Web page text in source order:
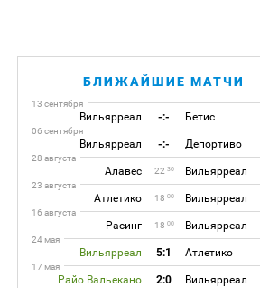
БЛИЖАЙШИЕ МАТЧИ
13 сентября
Вильярреал -:- Бетис
06 сентября
Вильярреал -:- Депортиво
28 августа
Алавес 22 30 Вильярреал
23 августа
Атлетико 18 00 Вильярреал
16 августа
Расинг 18 00 Вильярреал
24 мая
Вильярреал 5:1 Атлетико
17 мая
Райо Вальекано 2:0 Вильярреал